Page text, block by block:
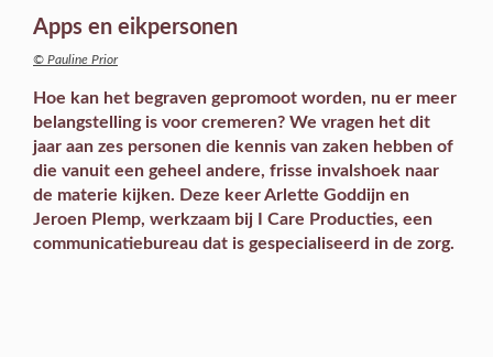
Apps en eikpersonen
© Pauline Prior
Hoe kan het begraven gepromoot worden, nu er meer
belangstelling is voor cremeren? We vragen het dit
jaar aan zes personen die kennis van zaken hebben of
die vanuit een geheel andere, frisse invalshoek naar
de materie kijken. Deze keer Arlette Goddijn en
Jeroen Plemp, werkzaam bij I Care Producties, een
communicatiebureau dat is gespecialiseerd in de zorg.